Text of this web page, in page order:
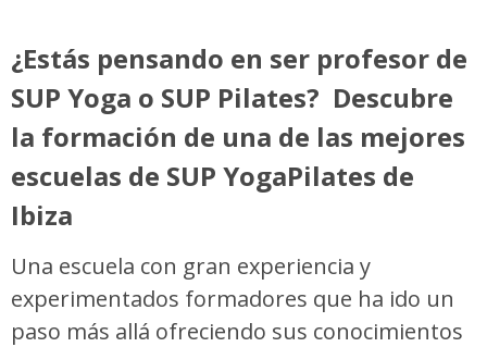
¿Estás pensando en ser profesor de
SUP Yoga o SUP Pilates? Descubre
la formación de una de las mejores
escuelas de SUP YogaPilates de
Ibiza
Una escuela con gran experiencia y
experimentados formadores que ha ido un
paso más allá ofreciendo sus conocimientos